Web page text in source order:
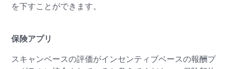
を下すことができます。
保険アプリ
スキャンベースの評価がインセンティブベースの報酬プ